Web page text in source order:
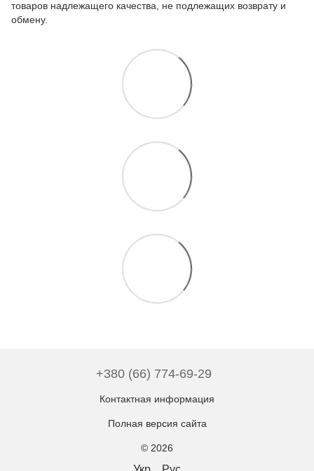
товаров надлежащего качества, не подлежащих возврату и
обмену.
+380 (66) 774-69-29
Контактная информация
Полная версия сайта
© 2026